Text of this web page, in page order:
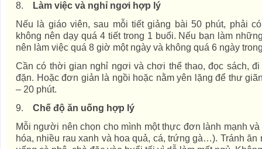
8.
Làm việc và nghỉ ngơi hợp lý
Nếu là giáo viên, sau mỗi tiết giảng bài 50 phút, phải
không nên dạy quá 4 tiết trong 1 buổi. Nếu bạn làm
nên làm việc quá 8 giờ một ngày và không quá 6 ngày
Cần có thời gian nghỉ ngơi và chơi thể thao, đọc sách,
đặn. Hoặc đơn giản là ngồi hoặc nằm yên lặng để thư
– 20 phút.
9. Chế độ ăn uống hợp lý
Mỗi người nên chọn cho mình một thực đơn lành mạnh
hóa, nhiều rau xanh và hoa quả, cá, trứng gà…). Tránh ăn